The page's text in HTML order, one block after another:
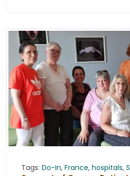
Tags: Do-In, France, hospitals,